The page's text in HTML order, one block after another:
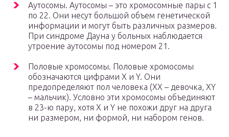
Аутосомы. Аутосомы – это хромосомные пары с 1
по 22. Они несут большой объем генетической
информации и могут быть различных размеров.
При синдроме Дауна у больных наблюдается
утроение аутосомы под номером 21.
Половые хромосомы. Половые хромосомы
обозначаются цифрами Х и Y. Они
предопределяют пол человека (XX – девочка, XY
– мальчик). Условно эти хромосомы объединяют
в 23-ю пару, хотя Х и Y не похожи друг на друга
ни размером, ни формой, ни набором генов.